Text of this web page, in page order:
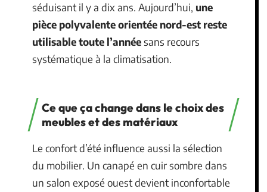
séduisant il y a dix ans. Aujourd’hui, une
pièce polyvalente orientée nord-est reste
utilisable toute l’annéesans recours
systématique à la climatisation.
Ce que ça change dans le choix des
meubles et des matériaux
Le confort d’été influence aussi la sélection
du mobilier. Un canapé en cuir sombre dans
un salon exposé ouest devient inconfortable